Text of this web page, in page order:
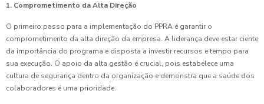
1. Comprometimento da Alta Direção
O primeiro passo para a implementação do PPRA é garantir o
comprometimento da alta direção da empresa. A liderança deve estar ciente
da importância do programa e disposta a investir recursos e tempo para
sua execução. O apoio da alta gestão é crucial, pois estabelece uma
cultura de segurança dentro da organização e demonstra que a saúde dos
colaboradores é uma prioridade.